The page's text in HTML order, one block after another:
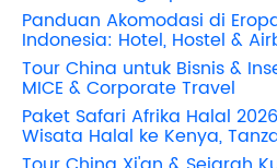
Panduan Akomodasi di
Indonesia: Hotel, Hostel &
Tour China untuk Bisnis &
MICE & Corporate Travel
Paket Safari Afrika Halal
Wisata Halal ke Kenya,